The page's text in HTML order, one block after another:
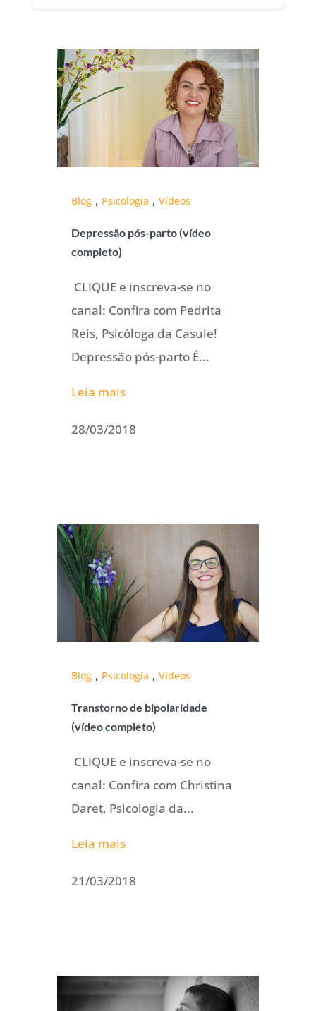
Blog , Psicologia , Vídeos
Depressão pós-parto (vídeo
completo)
CLIQUE e inscreva-se no
canal: Confira com Pedrita
Reis, Psicóloga da Casule!
Depressão pós-parto É...
Leia mais
28/03/2018
Blog , Psicologia , Vídeos
Transtorno de bipolaridade
(vídeo completo)
CLIQUE e inscreva-se no
canal: Confira com Christina
Daret, Psicologia da...
Leia mais
21/03/2018